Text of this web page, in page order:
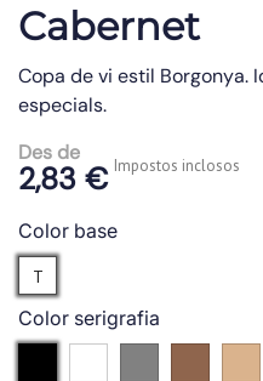
Cabernet
Copa de vi estil Borgonya.
especials.
Des de
2,83 € Impostos inclosos
Color base
Translúcid
T
Color serigrafia